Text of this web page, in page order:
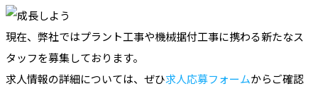
現在、弊社ではプラント工事や機械据付工事に携わる新たなス
タッフを募集しております。
求人情報の詳細については、ぜひ求人応募フォームからご確認